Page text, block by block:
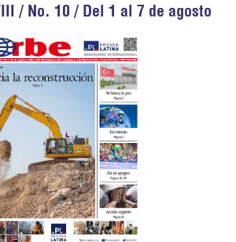
/ No. 10 / Del 1 al 7 de agosto